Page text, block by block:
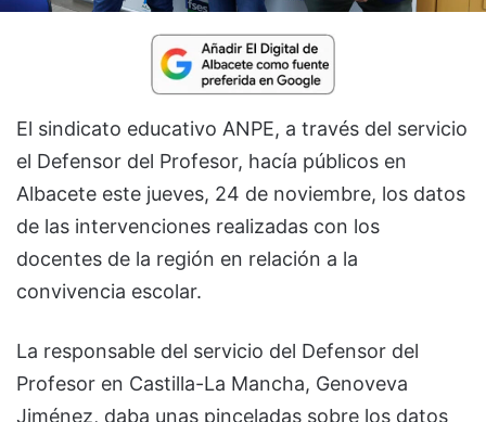
El sindicato educativo ANPE, a través del servicio
el Defensor del Profesor, hacía públicos en
Albacete este jueves, 24 de noviembre, los datos
de las intervenciones realizadas con los
docentes de la región en relación a la
convivencia escolar.
La responsable del servicio del Defensor del
Profesor en Castilla-La Mancha, Genoveva
Jiménez, daba unas pinceladas sobre los datos